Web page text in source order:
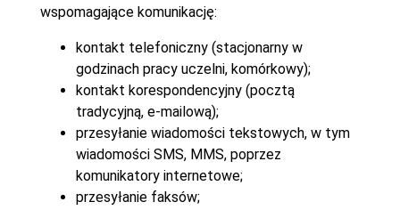
wspomagające komunikację:
kontakt telefoniczny (stacjonarny w
godzinach pracy uczelni, komórkowy);
kontakt korespondencyjny (pocztą
tradycyjną, e-mailową);
przesyłanie wiadomości tekstowych, w tym
wiadomości SMS, MMS, poprzez
komunikatory internetowe;
przesyłanie faksów;